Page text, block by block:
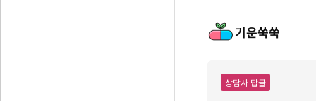
기운쑥쑥
상담사 답글